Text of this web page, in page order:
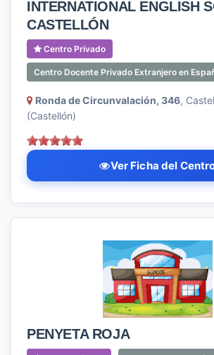
INTERNATIONAL ENGLISH
CASTELLÓN
Centro Privado
Centro Docente Privado Extranjero en
Ronda de Circunvalación, 346,
(Castellón)
Ver Ficha del
PENYETA ROJA